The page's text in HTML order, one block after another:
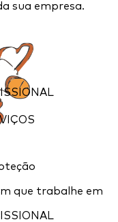
sua empresa.
que trabalhe em